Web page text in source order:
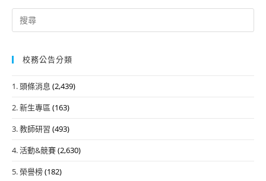
Search
for:
校務公告分類
1. 頭條消息 (2,439)
2. 新生專區 (163)
3. 教師研習 (493)
4. 活動&競賽(2,630)
5. 榮譽榜(182)